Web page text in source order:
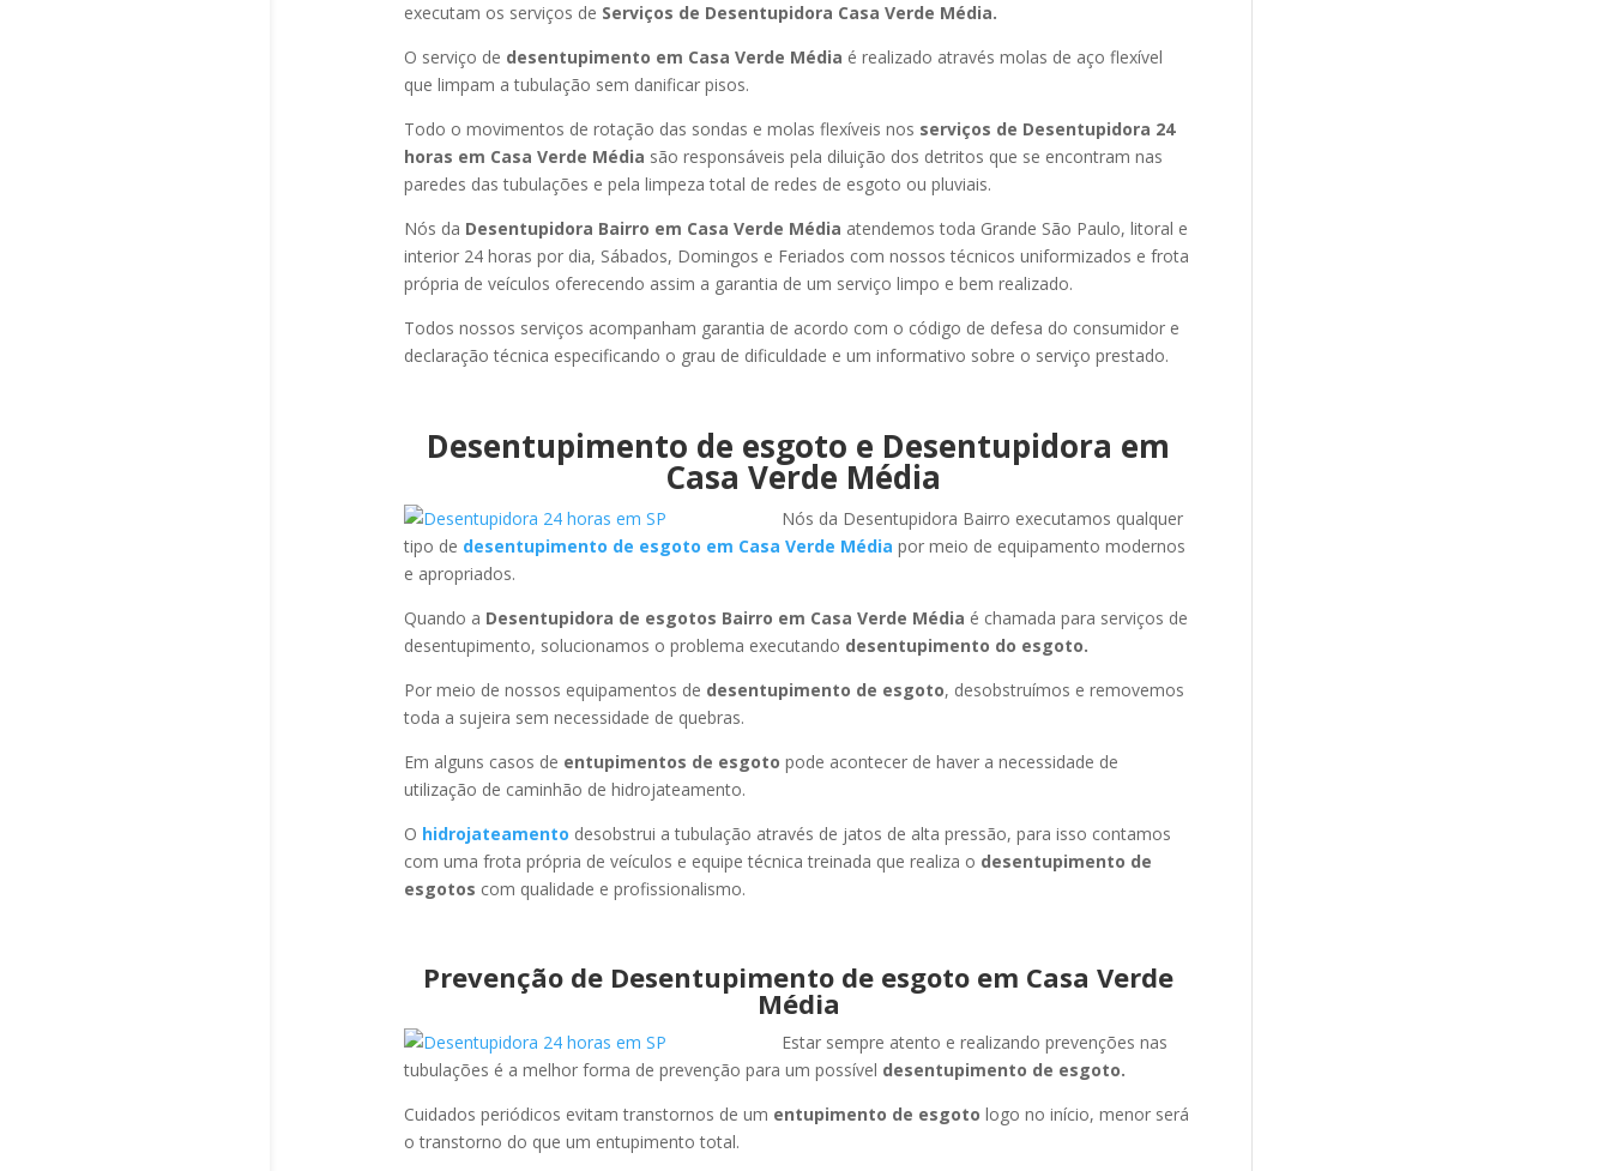
executam os serviços de Serviços de Desentupidora Casa Verde Média.
O serviço de desentupimento em Casa Verde Média é realizado através molas de aço flexível
que limpam a tubulação sem danificar pisos.
Todo o movimentos de rotação das sondas e molas flexíveis nos serviços de Desentupidora 24
horas em Casa Verde Média são responsáveis pela diluição dos detritos que se encontram nas
paredes das tubulações e pela limpeza total de redes de esgoto ou pluviais.
Nós da Desentupidora Bairro em Casa Verde Média atendemos toda Grande São Paulo, litoral e
interior 24 horas por dia, Sábados, Domingos e Feriados com nossos técnicos uniformizados e frota
própria de veículos oferecendo assim a garantia de um serviço limpo e bem realizado.
Todos nossos serviços acompanham garantia de acordo com o código de defesa do consumidor e
declaração técnica especificando o grau de dificuldade e um informativo sobre o serviço prestado.
Desentupimento de esgoto e Desentupidora em
Casa Verde Média
Nós da Desentupidora Bairro executamos qualquer
tipo de desentupimento de esgoto em Casa Verde Média por meio de equipamento modernos
e apropriados.
Quando a Desentupidora de esgotos Bairro em Casa Verde Média é chamada para serviços de
desentupimento, solucionamos o problema executando desentupimento do esgoto.
Por meio de nossos equipamentos de desentupimento de esgoto, desobstruímos e removemos
toda a sujeira sem necessidade de quebras.
Em alguns casos de entupimentos de esgoto pode acontecer de haver a necessidade de
utilização de caminhão de hidrojateamento.
O hidrojateamento desobstrui a tubulação através de jatos de alta pressão, para isso contamos
com uma frota própria de veículos e equipe técnica treinada que realiza o desentupimento de
esgotos com qualidade e profissionalismo.
Prevenção de Desentupimento de esgoto em Casa Verde
Média
Estar sempre atento e realizando prevenções nas
tubulações é a melhor forma de prevenção para um possível desentupimento de esgoto.
Cuidados periódicos evitam transtornos de um entupimento de esgoto logo no início, menor será
o transtorno do que um entupimento total.